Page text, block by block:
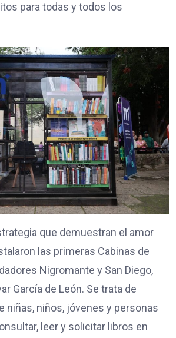
para todas y todos los
que demuestran el amor
las primeras Cabinas de
Nigromante y San Diego,
García de León. Se trata de
niñas, niños, jóvenes y personas
leer y solicitar libros en